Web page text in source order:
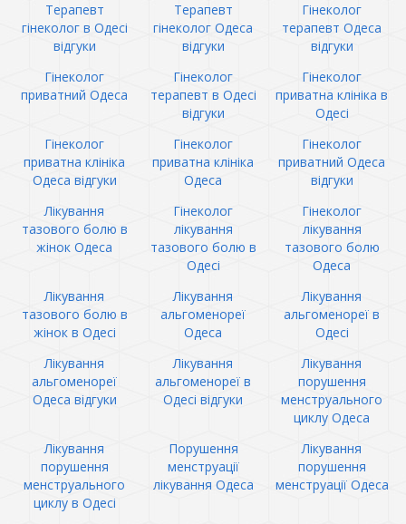
Терапевт
гінеколог в Одесі
відгуки
Терапевт
гінеколог Одеса
відгуки
Гінеколог
терапевт Одеса
відгуки
Гінеколог
приватний Одеса
Гінеколог
терапевт в Одесі
відгуки
Гінеколог
приватна клініка в
Одесі
Гінеколог
приватна клініка
Одеса відгуки
Гінеколог
приватна клініка
Одеса
Гінеколог
приватний Одеса
відгуки
Лікування
тазового болю в
жінок Одеса
Гінеколог
лікування
тазового болю в
Одесі
Гінеколог
лікування
тазового болю
Одеса
Лікування
тазового болю в
жінок в Одесі
Лікування
альгоменореї
Одеса
Лікування
альгоменореї в
Одесі
Лікування
альгоменореї
Одеса відгуки
Лікування
альгоменореї в
Одесі відгуки
Лікування
порушення
менструального
циклу Одеса
Лікування
порушення
менструального
циклу в Одесі
Порушення
менструації
лікування Одеса
Лікування
порушення
менструації Одеса